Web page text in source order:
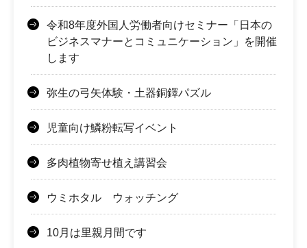
令和8年度外国人労働者向けセミナー「日本の
ビジネスマナーとコミュニケーション」を開催
します
弥生の弓矢体験・土器銅鐸パズル
児童向け鱗粉転写イベント
多肉植物寄せ植え講習会
ウミホタル ウォッチング
10月は里親月間です